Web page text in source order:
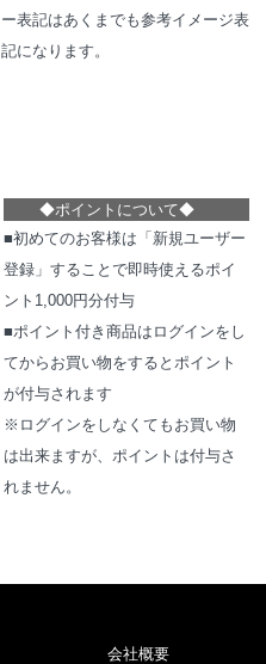
ー表記はあくまでも参考イメージ表
記になります。
◆ポイントについて◆
■初めてのお客様は「新規ユーザー
登録」することで即時使えるポイ
ント1,000円分付与
■ポイント付き商品はログインをし
てからお買い物をするとポイント
が付与されます
※ログインをしなくてもお買い物
は出来ますが、ポイントは付与さ
れません。
会社概要